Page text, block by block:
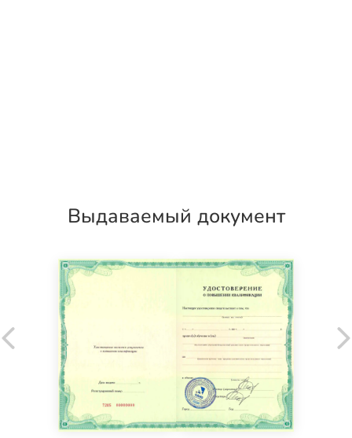
Выдаваемый документ